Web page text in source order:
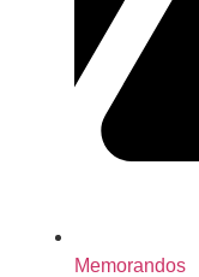
Memorandos